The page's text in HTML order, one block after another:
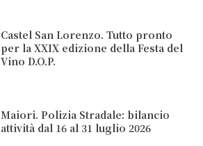
Castel San Lorenzo. Tutto pronto
per la XXIX edizione della Festa del
Vino D.O.P.
Maiori. Polizia Stradale: bilancio
attività dal 16 al 31 luglio 2026